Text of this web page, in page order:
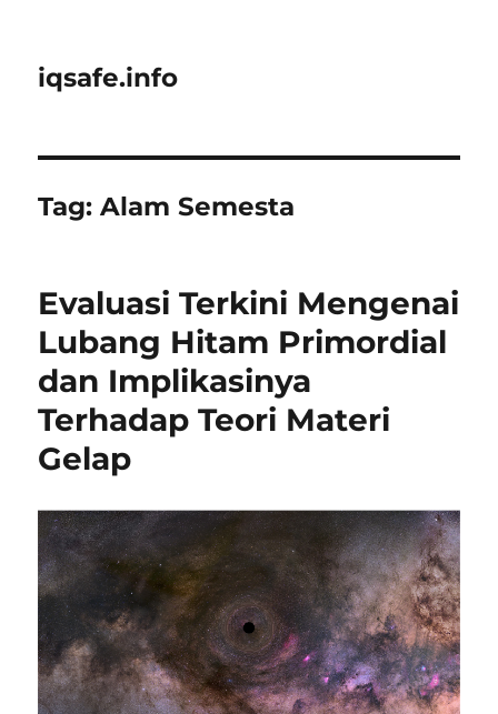
iqsafe.info
Tag:Alam Semesta
Evaluasi Terkini Mengenai
Lubang Hitam Primordial
dan Implikasinya
Terhadap Teori Materi
Gelap